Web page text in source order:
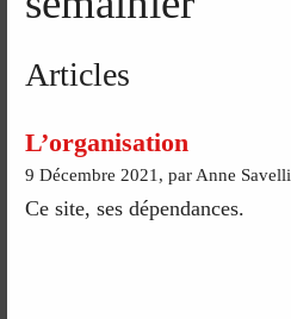
Articles
L’organisation
9 Décembre 2021, par Anne Savelli
Ce site, ses dépendances.